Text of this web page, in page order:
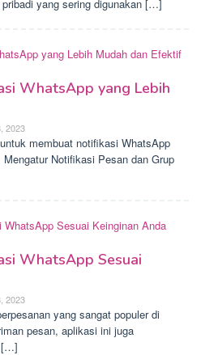
yang sering digunakan […]
WhatsApp yang Lebih
2023
membuat notifikasi WhatsApp
Notifikasi Pesan dan Grup
WhatsApp Sesuai
2023
yang sangat populer di
pesan, aplikasi ini juga
[…]